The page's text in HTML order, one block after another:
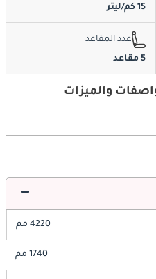
15 كم/ليتر
عدد المقاعد
5 مقاعد
4220 مم
1740 مم